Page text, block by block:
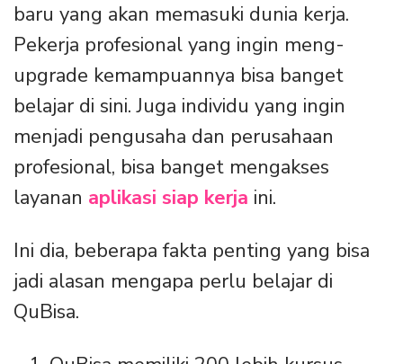
baru yang akan memasuki dunia kerja.
Pekerja profesional yang ingin meng-
upgrade kemampuannya bisa banget
belajar di sini. Juga individu yang ingin
menjadi pengusaha dan perusahaan
profesional, bisa banget mengakses
layanan aplikasi siap kerja ini.
Ini dia, beberapa fakta penting yang bisa
jadi alasan mengapa perlu belajar di
QuBisa.